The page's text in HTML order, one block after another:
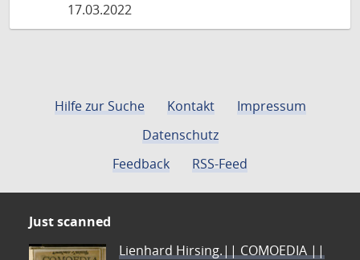
17.03.2022
Hilfe zur Suche Kontakt
Impressum
Datenschutz
Feedback
RSS-Feed
Just scanned
Lienhard Hirsing.|| COMOEDIA ||